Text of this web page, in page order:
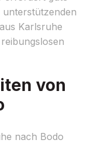
Karlsruhe
von
nach Bodo